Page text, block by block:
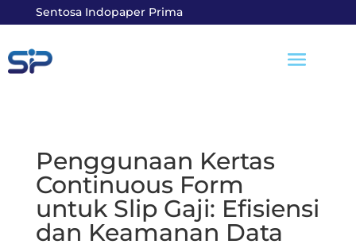
Sentosa Indopaper Prima
Penggunaan Kertas
Continuous Form
untuk Slip Gaji: Efisiensi
dan Keamanan Data